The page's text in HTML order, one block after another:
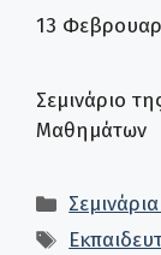
13
Σεμινάριο
Μαθημάτων
Ετικέτες